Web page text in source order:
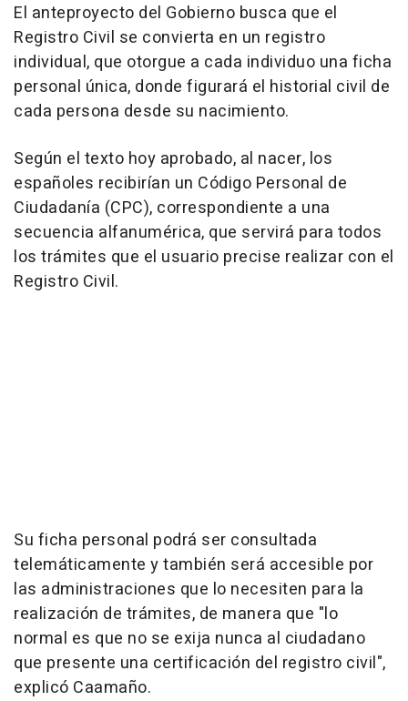
El anteproyecto del Gobierno busca que el
Registro Civil se convierta en un registro
individual, que otorgue a cada individuo una ficha
personal única, donde figurará el historial civil de
cada persona desde su nacimiento.
Según el texto hoy aprobado, al nacer, los
españoles recibirían un Código Personal de
Ciudadanía (CPC), correspondiente a una
secuencia alfanumérica, que servirá para todos
los trámites que el usuario precise realizar con el
Registro Civil.
Su ficha personal podrá ser consultada
telemáticamente y también será accesible por
las administraciones que lo necesiten para la
realización de trámites, de manera que "lo
normal es que no se exija nunca al ciudadano
que presente una certificación del registro civil",
explicó Caamaño.